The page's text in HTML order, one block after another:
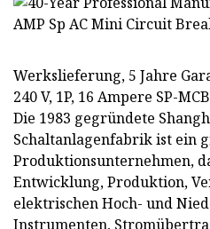
Werkslieferung, 5 Jahre
240 V, 1P, 16 Ampere SP-
Die 1983 gegründete
Schaltanlagenfabrik ist ein
Produktionsunternehmen,
Entwicklung, Produktion,
elektrischen Hoch- und
Instrumenten,